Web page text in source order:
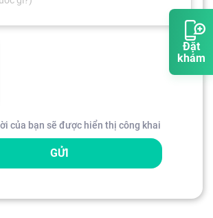
Đặt
khám
của bạn sẽ được hiển thị công khai
GỬI